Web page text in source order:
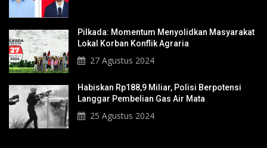
Pilkada: Momentum Menyolidkan Masyarakat
Lokal Korban Konflik Agraria
27 Agustus 2024
Habiskan Rp188,9 Miliar, Polisi Berpotensi
Langgar Pembelian Gas Air Mata
25 Agustus 2024